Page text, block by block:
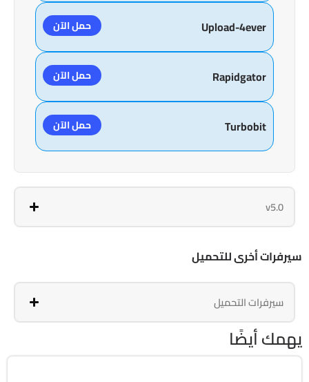
Upload-4ever حمل الآن
Rapidgator حمل الآن
Turbobit حمل الآن
v5.0
سيرفرات أخرى للتحميل
سيرفرات التحميل
يهمك أيضًا